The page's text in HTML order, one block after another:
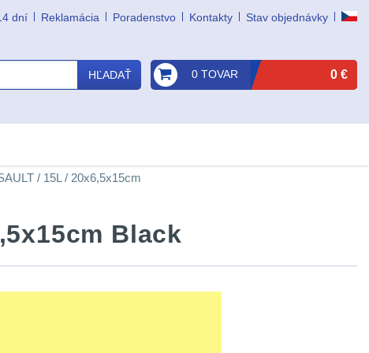
dní Reklamácia Poradenstvo Kontakty Stav objednávky
HĽADAŤ 0 TOVAR 0 €
/ 15L / 20x6,5x15cm
Black